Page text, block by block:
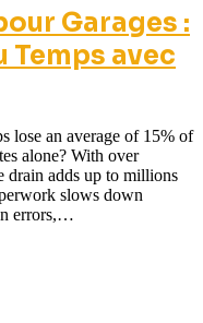
Garages :
Temps avec
lose an average of 15% of
alone? With over
drain adds up to millions
slows down
errors,…